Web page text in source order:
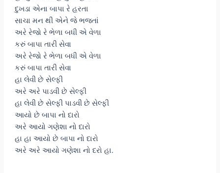
દુખડા એના બાપા રે હરતા
સાચા મન થી એને જે ભજતાં
અરે રેજો રે ભેળા બધી એ વેળા
કરું બાપા તારી સેવા
અરે રેજો રે ભેળા બધી એ વેળા
કરું બાપા તારી સેવા
હા લેવી છે સેલ્ફી
અરે અરે પાડવી છે સેલ્ફી
હા લેવી છે સેલ્ફી પાડવી છે સેલ્ફી
આયો છે બાપા નો દારો
અરે આયો ગણેશા નો દારો
હા હા આયો છે બાપા નો દારો
અરે અરે આયો ગણેશા નો દરો હા.